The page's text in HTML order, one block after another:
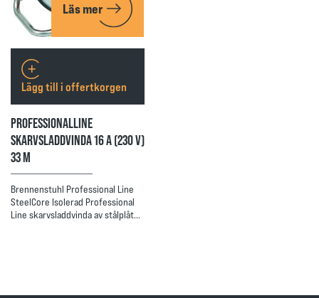
Läs mer
PROFESSIONALLINE
SKARVSLADDVINDA 16 A (230 V)
33 M
Brennenstuhl Professional Line
SteelCore Isolerad Professional
Line skarvsladdvinda av stålplåt…
Lägg till i offertkorgen